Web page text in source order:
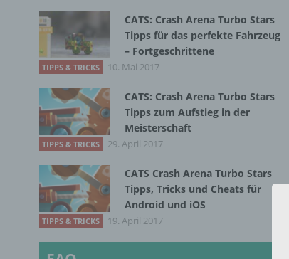
CATS: Crash Arena Turbo Stars
Tipps für das perfekte Fahrzeug
– Fortgeschrittene
TIPPS & TRICKS 10. Mai 2017
CATS: Crash Arena Turbo Stars
Tipps zum Aufstieg in der
Meisterschaft
TIPPS & TRICKS 29. April 2017
CATS Crash Arena Turbo Stars
Tipps, Tricks und Cheats für
Android und iOS
TIPPS & TRICKS 19. April 2017